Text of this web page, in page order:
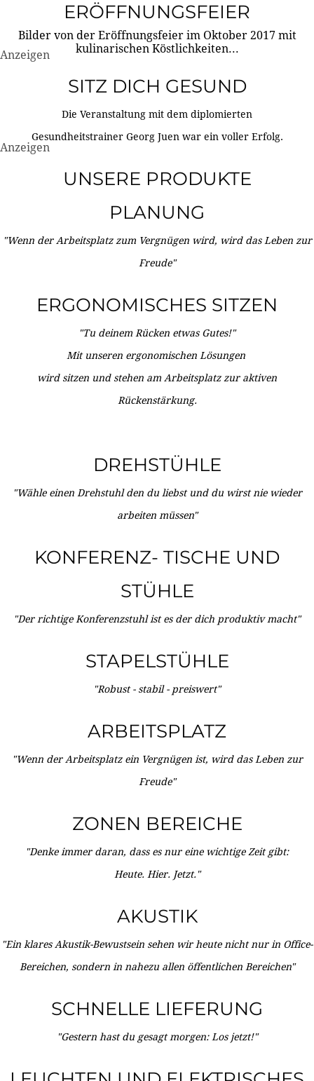
ERÖFFNUNGSFEIER
Bilder von der Eröffnungsfeier im Oktober 2017 mit
kulinarischen Köstlichkeiten...
Anzeigen
SITZ DICH GESUND
Die Veranstaltung mit dem diplomierten
Gesundheitstrainer Georg Juen war ein voller Erfolg.
Anzeigen
UNSERE PRODUKTE
PLANUNG
"Wenn der Arbeitsplatz zum Vergnügen wird, wird das Leben zur
Freude"
ERGONOMISCHES SITZEN
"Tu deinem Rücken etwas Gutes!"
Mit unseren ergonomischen Lösungen
wird sitzen und stehen am Arbeitsplatz zur aktiven
Rückenstärkung.
DREHSTÜHLE
"Wähle einen Drehstuhl den du liebst und du wirst nie wieder
arbeiten müssen"
KONFERENZ- TISCHE UND
STÜHLE
"Der richtige Konferenzstuhl ist es der dich produktiv macht"
STAPELSTÜHLE
"Robust - stabil - preiswert"
ARBEITSPLATZ
"Wenn der Arbeitsplatz ein Vergnügen ist, wird das Leben zur
Freude"
ZONEN BEREICHE
"Denke immer daran, dass es nur eine wichtige Zeit gibt:
Heute. Hier. Jetzt."
AKUSTIK
"Ein klares Akustik-Bewustsein sehen wir heute nicht nur in Office-
Bereichen, sondern in nahezu allen öffentlichen Bereichen"
SCHNELLE LIEFERUNG
"Gestern hast du gesagt morgen: Los jetzt!"